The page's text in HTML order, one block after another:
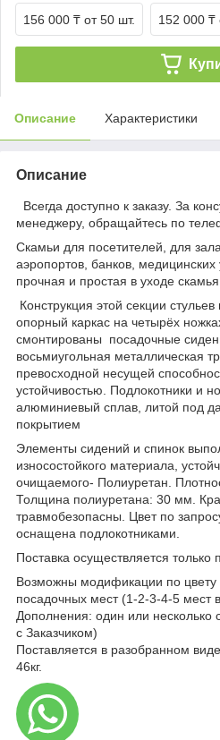
156 000 ₸ от 50 шт. 152 000 ₸
Описание Характеристики
Описание
Всегда доступно к заказу. За
менеджеру, обращайтесь по
Скамьи для посетителей, для
аэропортов, банков, медицинских
прочная и простая в уходе
Конструкция этой секции
опорный каркас на четырёх
смонтированы посадочные
восьмиугольная металлическая
превосходной несущей
устойчивостью. Подлокотники и
алюминиевый сплав, литой под
покрытием
Элементы сидений и спинок
износостойкого материала,
очищаемого- Полиуретан.
Толщина полиуретана: 30 мм.
травмобезопасны. Цвет по
оснащена подлокотниками.
Поставка осуществляется только
Возможны модификации по цвету
посадочных мест (1-2-3-4-5 мест в
Дополнения: один или несколько
с Заказчиком)
Поставляется в разобранном
46кг.